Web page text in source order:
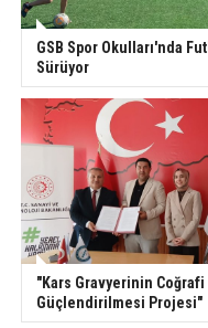
GSB Spor Okulları'nda
Sürüyor
"Kars Gravyerinin
Güçlendirilmesi Projesi"